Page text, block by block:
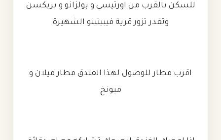
للسكن بالقرب من اورتيسي و بولزانو و بريكسن
وتقدر تزور قرية فيبيتينو الشهيرة
اقرب مطار للوصول لهذا الفندق مطار ميلان و
ميونخ